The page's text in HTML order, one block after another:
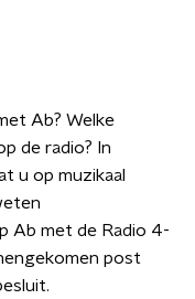
Ab? Welke
de radio? In
u op muzikaal
Ab met de Radio 4-
post